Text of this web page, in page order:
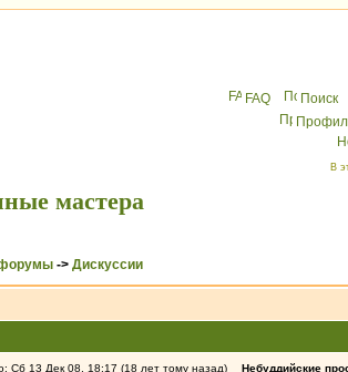
FAQ Поиск
В
мастера
-> Дискуссии
Сб 13 Дек 08, 18:17 (18 лет тому назад) Небуддийские